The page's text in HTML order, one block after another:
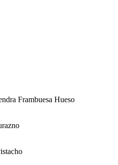
Frambuesa Hueso